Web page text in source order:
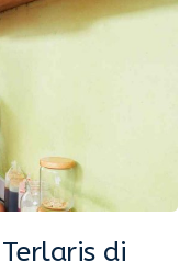
di